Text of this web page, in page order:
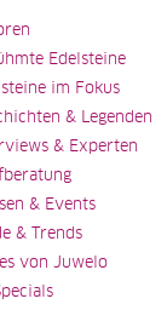
Edelsteine
im Fokus
& Legenden
& Experten
& Events
& Trends
von Juwelo